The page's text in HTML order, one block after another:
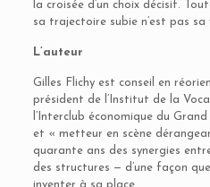
la croisée d’un choix décisif.
sa trajectoire subie n’est pas sa
L’auteur
Gilles Flichy est conseil en
président de l’Institut de la
l’Interclub économique du
et « metteur en scène
quarante ans des synergies
des structures — d’une façon